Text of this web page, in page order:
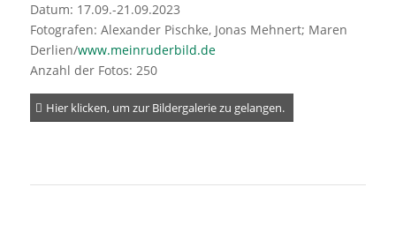
Datum: 17.09.-21.09.2023
Fotografen: Alexander Pischke, Jonas Mehnert; Maren
Derlien/www.meinruderbild.de
Anzahl der Fotos: 250
Hier klicken, um zur Bildergalerie zu gelangen.